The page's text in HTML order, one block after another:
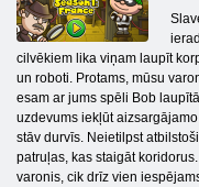
cilvēkiem lika viņam laupīt
un roboti. Protams, mūsu
esam ar jums spēli Bob
uzdevums iekļūt
stāv durvīs. Neietilpst
patruļas, kas staigāt
varonis, cik drīz vien